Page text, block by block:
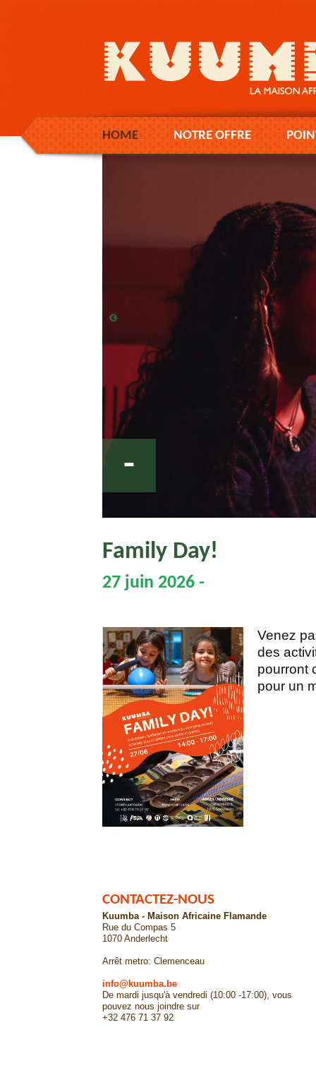
HOME NOTRE OFFRE
-
Family Day!
27 juin 2026 -
Venez
des
pourront
pour un
CONTACTEZ-NOUS
Kuumba - Maison Africaine Flamande
Rue du Compas 5
1070 Anderlecht
Arrêt metro: Clemenceau
info@kuumba.be
De mardi jusqu'à vendredi (10:00 -17:00), vous
pouvez nous joindre sur
+32 476 71 37 92